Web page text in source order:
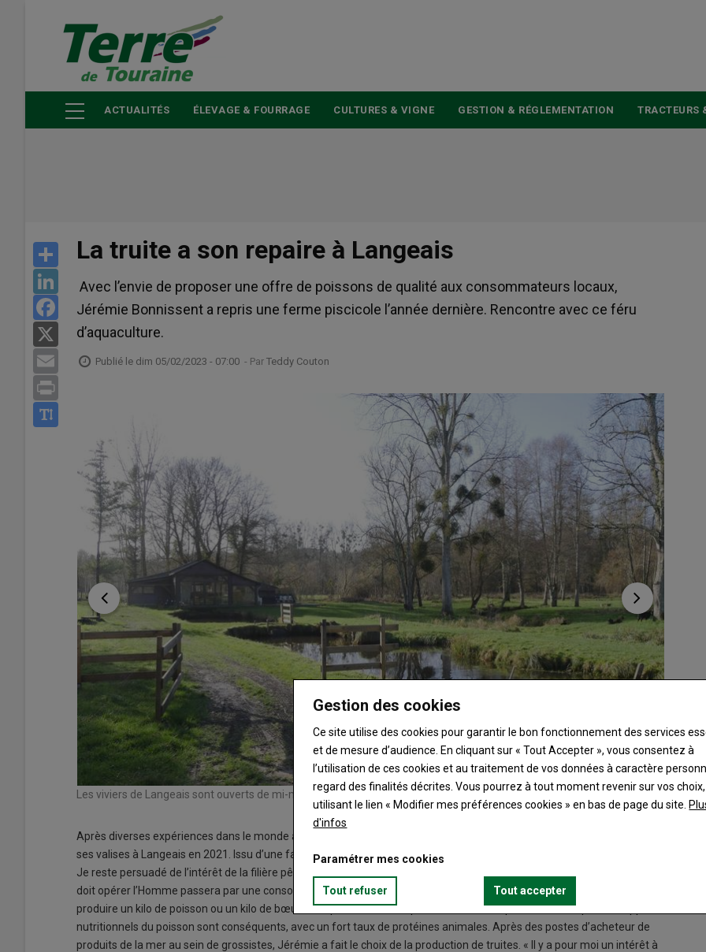
principal
ACTUALITÉS ÉLEVAGE & FOURRAGE CULTURES & VIGNE GESTION & RÉGLEMENTATION TRACTEURS
Share
LinkedIn
Facebook
Email
La truite a son repaire à Langeais
Avec l’envie de proposer une offre de poissons de qualité aux consommateurs locaux,
Jérémie Bonnissent a repris une ferme piscicole l’année dernière. Rencontre avec ce féru
d’aquaculture.
Publié le dim 05/02/2023 - 07:00 - Par Teddy Couton
Les viviers de Langeais sont ouverts de mi-mars à mi-octobre.
Après diverses expériences dans le monde agricole et agroalimentaire, Jérémie Bonnissent, Berrichon d’origine, pose
ses valises à Langeais en 2021. Issu d’une famille d’agriculteurs, il se rapproche de la pisciculture durant ses études. «
Je reste persuadé de l’intérêt de la filière pêche dans les années à venir. Le changement de pratique alimentaire que
doit opérer l’Homme passera par une consommation accrue de poissons. La consommation de ressources pour
produire un kilo de poisson ou un kilo de bœuf n’est pas du tout comparable », relève le pisciculteur. De plus, les apports
nutritionnels du poisson sont conséquents, avec un fort taux de protéines animales. Après des postes d’acheteur de
produits de la mer au sein de grossistes, Jérémie a fait le choix de la production de truites. « Il y a pour moi un intérêt à
Gestion des cookies
Ce site utilise des cookies pour garantir le bon fonctionnement des services
et de mesure d’audience. En cliquant sur « Tout Accepter », vous consentez à
l’utilisation de ces cookies et au traitement de vos données à caractère
regard des finalités décrites. Vous pourrez à tout moment revenir sur vos
utilisant le lien « Modifier mes préférences cookies » en bas de page du site.
d'infos
Paramétrer mes cookies
Tout refuser Tout accepter